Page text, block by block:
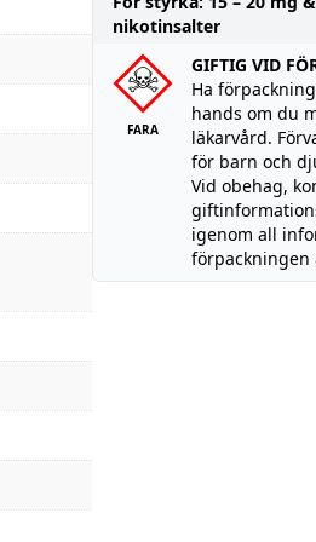
nikotinsalter
FARA
GIFTIG VID
Ha
hands om du
läkarvård.
för barn och
Vid obehag,
igenom all
förpackningen